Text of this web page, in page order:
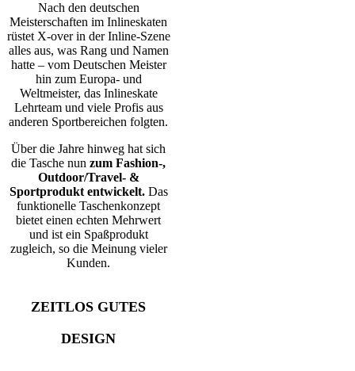
Nach den deutschen
Meisterschaften im Inlineskaten
rüstet X-over in der Inline-Szene
alles aus, was Rang und Namen
hatte – vom Deutschen Meister
hin zum Europa- und
Weltmeister, das Inlineskate
Lehrteam und viele Profis aus
anderen Sportbereichen folgten.
Über die Jahre hinweg hat sich
die Tasche nunzum Fashion-,
Outdoor/Travel- &
Sportprodukt entwickelt.Das
funktionelle Taschenkonzept
bietet einen echten Mehrwert
und ist ein Spaßprodukt
zugleich, so die Meinung vieler
Kunden.
ZEITLOS GUTES
DESIGN